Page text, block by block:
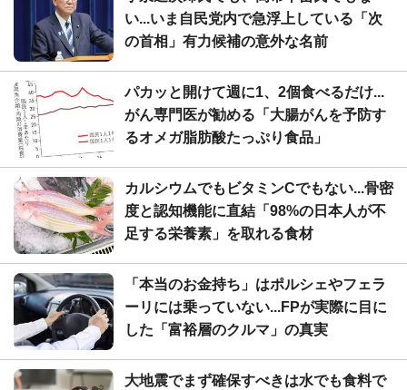
い...いま自民党内で急浮上している「次
の首相」有力候補の意外な名前
パカッと開けて週に1、2個食べるだけ...
がん専門医が勧める「大腸がんを予防す
るオメガ脂肪酸たっぷり食品」
カルシウムでもビタミンCでもない...骨密
度と認知機能に直結「98%の日本人が不
足する栄養素」を取れる食材
「本当のお金持ち」はポルシェやフェラ
ーリには乗っていない...FPが実際に目に
した「富裕層のクルマ」の真実
大地震でまず確保すべきは水でも食料で